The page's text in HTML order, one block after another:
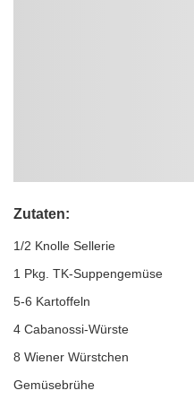
Zutaten:
1/2 Knolle Sellerie
1 Pkg. TK-Suppengemüse
5-6 Kartoffeln
4 Cabanossi-Würste
8 Wiener Würstchen
Gemüsebrühe